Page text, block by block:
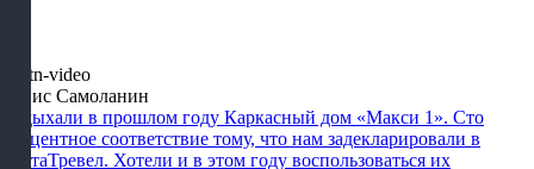
Денис Самоланин
Отдыхали в прошлом году Каркасный дом «Макси 1». Сто
процентное соответствие тому, что нам задекларировали в
КартаТревел. Хотели и в этом году воспользоваться их